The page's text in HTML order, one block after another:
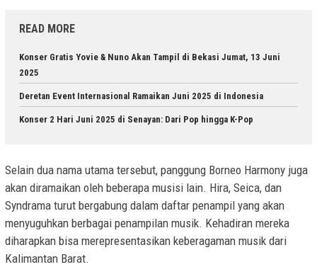
READ MORE
Konser Gratis Yovie & Nuno Akan Tampil di Bekasi Jumat, 13 Juni
2025
Deretan Event Internasional Ramaikan Juni 2025 di Indonesia
Konser 2 Hari Juni 2025 di Senayan: Dari Pop hingga K-Pop
Selain dua nama utama tersebut, panggung Borneo Harmony juga
akan diramaikan oleh beberapa musisi lain. Hira, Seica, dan
Syndrama turut bergabung dalam daftar penampil yang akan
menyuguhkan berbagai penampilan musik. Kehadiran mereka
diharapkan bisa merepresentasikan keberagaman musik dari
Kalimantan Barat.